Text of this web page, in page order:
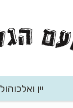
יין ואלכוהול